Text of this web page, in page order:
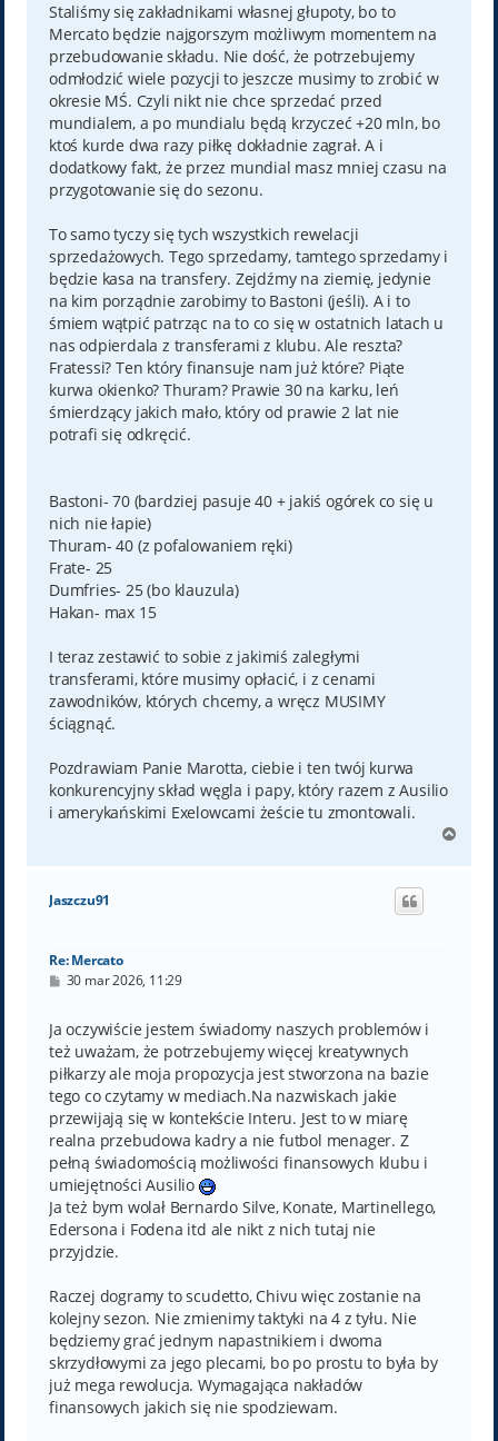
Staliśmy się zakładnikami własnej głupoty, bo to
Mercato będzie najgorszym możliwym momentem na
przebudowanie składu. Nie dość, że potrzebujemy
odmłodzić wiele pozycji to jeszcze musimy to zrobić w
okresie MŚ. Czyli nikt nie chce sprzedać przed
mundialem, a po mundialu będą krzyczeć +20 mln, bo
ktoś kurde dwa razy piłkę dokładnie zagrał. A i
dodatkowy fakt, że przez mundial masz mniej czasu na
przygotowanie się do sezonu.
To samo tyczy się tych wszystkich rewelacji
sprzedażowych. Tego sprzedamy, tamtego sprzedamy i
będzie kasa na transfery. Zejdźmy na ziemię, jedynie
na kim porządnie zarobimy to Bastoni (jeśli). A i to
śmiem wątpić patrząc na to co się w ostatnich latach u
nas odpierdala z transferami z klubu. Ale reszta?
Fratessi? Ten który finansuje nam już które? Piąte
kurwa okienko? Thuram? Prawie 30 na karku, leń
śmierdzący jakich mało, który od prawie 2 lat nie
potrafi się odkręcić.
Bastoni- 70 (bardziej pasuje 40 + jakiś ogórek co się u
nich nie łapie)
Thuram- 40 (z pofalowaniem ręki)
Frate- 25
Dumfries- 25 (bo klauzula)
Hakan- max 15
I teraz zestawić to sobie z jakimiś zaległymi
transferami, które musimy opłacić, i z cenami
zawodników, których chcemy, a wręcz MUSIMY
ściągnąć.
Pozdrawiam Panie Marotta, ciebie i ten twój kurwa
konkurencyjny skład węgla i papy, który razem z Ausilio
i amerykańskimi Exelowcami żeście tu zmontowali.
g
Jaszczu91
Re: Mercato
P
t
30 mar 2026, 11:29
Ja oczywiście jestem świadomy naszych problemów i
też uważam, że potrzebujemy więcej kreatywnych
piłkarzy ale moja propozycja jest stworzona na bazie
tego co czytamy w mediach.Na nazwiskach jakie
przewijają się w kontekście Interu. Jest to w miarę
realna przebudowa kadry a nie futbol menager. Z
pełną świadomością możliwości finansowych klubu i
umiejętności Ausilio
Ja też bym wolał Bernardo Silve, Konate, Martinellego,
Edersona i Fodena itd ale nikt z nich tutaj nie
przyjdzie.
Raczej dogramy to scudetto, Chivu więc zostanie na
kolejny sezon. Nie zmienimy taktyki na 4 z tyłu. Nie
będziemy grać jednym napastnikiem i dwoma
skrzydłowymi za jego plecami, bo po prostu to była by
już mega rewolucja. Wymagająca nakładów
finansowych jakich się nie spodziewam.